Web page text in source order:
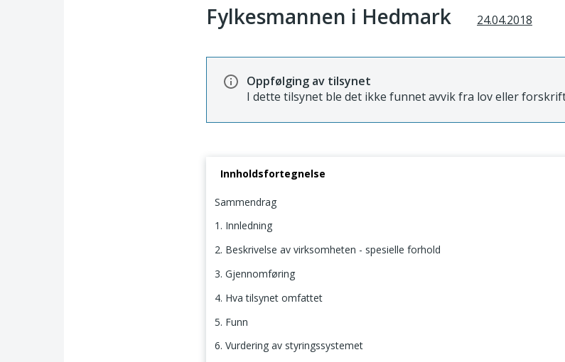
Fylkesmannen i Hedmark 24.04.2018
Oppfølging av tilsynet
I dette tilsynet ble det ikke funnet avvik fra lov eller
Innholdsfortegnelse
Sammendrag
1. Innledning
2. Beskrivelse av virksomheten - spesielle forhold
3. Gjennomføring
4. Hva tilsynet omfattet
5. Funn
6. Vurdering av styringssystemet